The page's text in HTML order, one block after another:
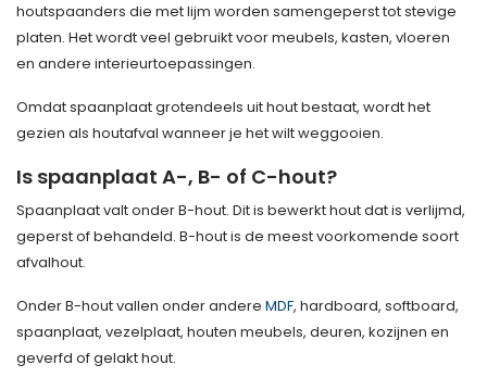
houtspaanders die met lijm worden samengeperst tot stevige
platen. Het wordt veel gebruikt voor meubels, kasten, vloeren
en andere interieurtoepassingen.
Omdat spaanplaat grotendeels uit hout bestaat, wordt het
gezien als houtafval wanneer je het wilt weggooien.
Is spaanplaat A-, B- of C-hout?
Spaanplaat valt onder B-hout. Dit is bewerkt hout dat is verlijmd,
geperst of behandeld. B-hout is de meest voorkomende soort
afvalhout.
Onder B-hout vallen onder andere MDF, hardboard, softboard,
spaanplaat, vezelplaat, houten meubels, deuren, kozijnen en
geverfd of gelakt hout.